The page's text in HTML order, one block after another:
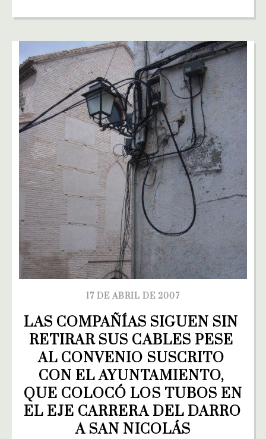
17 DE ABRIL DE 2007
LAS COMPAÑÍAS SIGUEN SIN
RETIRAR SUS CABLES PESE
AL CONVENIO SUSCRITO
CON EL AYUNTAMIENTO,
QUE COLOCÓ LOS TUBOS EN
EL EJE CARRERA DEL DARRO
A SAN NICOLÁS